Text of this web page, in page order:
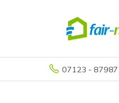
07123 -